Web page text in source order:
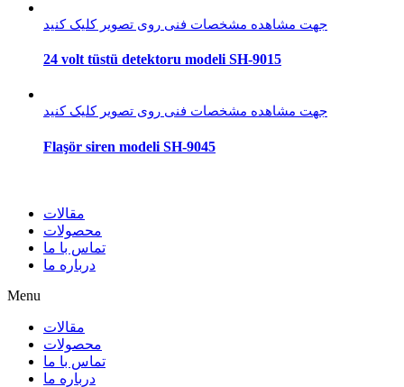
جهت مشاهده مشخصات فنی روی تصویر کلیک کنید
24 volt tüstü detektoru modeli SH-9015
جهت مشاهده مشخصات فنی روی تصویر کلیک کنید
Flaşör siren modeli SH-9045
مقالات
محصولات
تماس با ما
درباره ما
Menu
مقالات
محصولات
تماس با ما
درباره ما